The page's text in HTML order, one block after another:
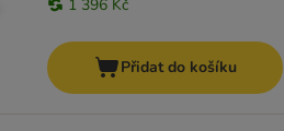
1 396 Kč
Přidat do košíku